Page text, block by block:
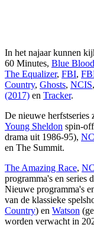
In het najaar kunnen
60 Minutes, Blue
The Equalizer, FBI,
Country, Ghosts, NCIS,
(2017) en Tracker.
De nieuwe herfstseries
Young Sheldon spin-
drama uit 1986-95),
en The Summit.
The Amazing Race,
programma's en series
Nieuwe programma's
van de klassieke
Country) en Watson
worden verwacht in